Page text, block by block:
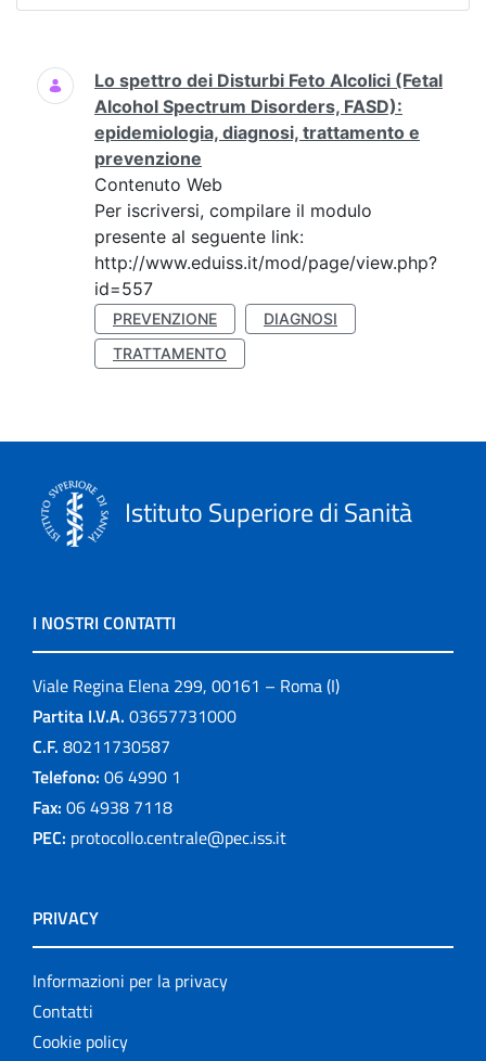
Ricerca
Lo spettro dei Disturbi Feto Alcolici (Fetal
Alcohol Spectrum Disorders, FASD):
epidemiologia, diagnosi, trattamento e
prevenzione
Contenuto Web
Per iscriversi, compilare il modulo
presente al seguente link:
http://www.eduiss.it/mod/page/view.php?
id=557
PREVENZIONE
DIAGNOSI
TRATTAMENTO
Istituto Superiore di Sanità
I NOSTRI CONTATTI
Viale Regina Elena 299, 00161 – Roma (I)
Partita I.V.A. 03657731000
C.F. 80211730587
Telefono: 06 4990 1
Fax: 06 4938 7118
PEC: protocollo.centrale@pec.iss.it
PRIVACY
Informazioni per la privacy
Contatti
Cookie policy